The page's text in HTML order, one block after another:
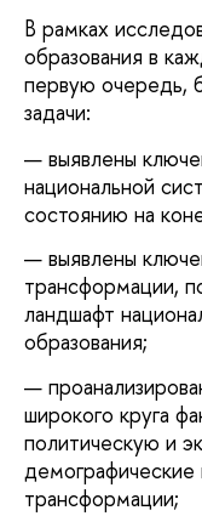
В рамках
образования в
первую очередь,
задачи:
выявлены
национальной
состоянию на
выявлены
трансформации,
ландшафт
образования;
широкого круга
политическую и
трансформации;